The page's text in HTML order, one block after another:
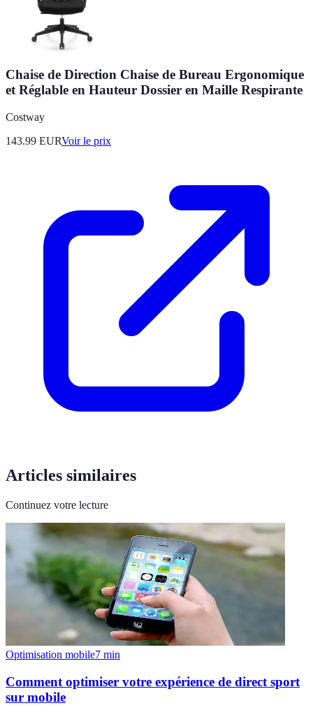
Chaise de Direction Chaise de Bureau Ergonomique
et Réglable en Hauteur Dossier en Maille Respirante
Costway
143.99 EURVoir le prix
Articles similaires
Continuez votre lecture
Optimisation mobile7 min
Comment optimiser votre expérience de direct sport
sur mobile